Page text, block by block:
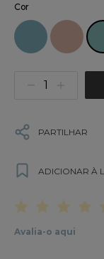
Cor
PARTILHAR
ADICIONAR À
Avalia-o aqui